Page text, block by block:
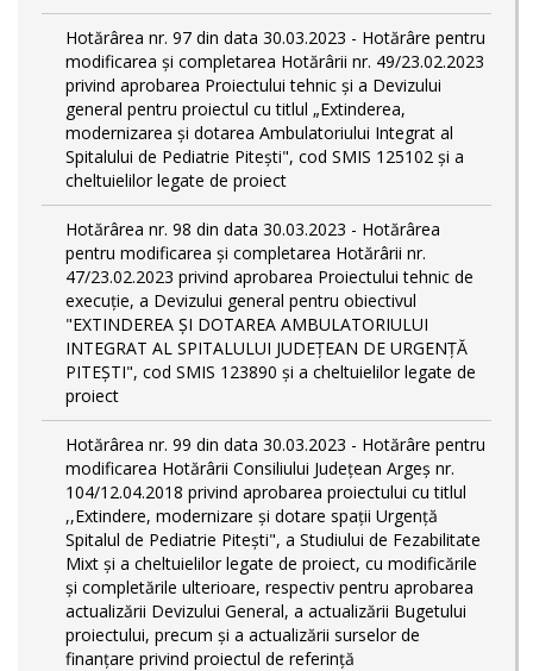
Hotărârea nr. 97 din data 30.03.2023 - Hotărâre pentru
modificarea și completarea Hotărârii nr. 49/23.02.2023
privind aprobarea Proiectului tehnic și a Devizului
general pentru proiectul cu titlul „Extinderea,
modernizarea și dotarea Ambulatoriului Integrat al
Spitalului de Pediatrie Pitești", cod SMIS 125102 și a
cheltuielilor legate de proiect
Hotărârea nr. 98 din data 30.03.2023 - Hotărârea
pentru modificarea și completarea Hotărârii nr.
47/23.02.2023 privind aprobarea Proiectului tehnic de
execuție, a Devizului general pentru obiectivul
"EXTINDEREA ȘI DOTAREA AMBULATORIULUI
INTEGRAT AL SPITALULUI JUDEȚEAN DE URGENȚĂ
PITEȘTI", cod SMIS 123890 și a cheltuielilor legate de
proiect
Hotărârea nr. 99 din data 30.03.2023 - Hotărâre pentru
modificarea Hotărârii Consiliului Județean Argeș nr.
104/12.04.2018 privind aprobarea proiectului cu titlul
,,Extindere, modernizare și dotare spații Urgență
Spitalul de Pediatrie Pitești", a Studiului de Fezabilitate
Mixt și a cheltuielilor legate de proiect, cu modificările
și completările ulterioare, respectiv pentru aprobarea
actualizării Devizului General, a actualizării Bugetului
proiectului, precum și a actualizării surselor de
finanțare privind proiectul de referință